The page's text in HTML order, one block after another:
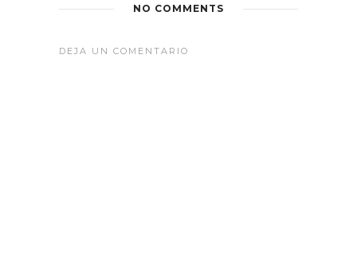
NO COMMENTS
DEJA UN COMENTARIO